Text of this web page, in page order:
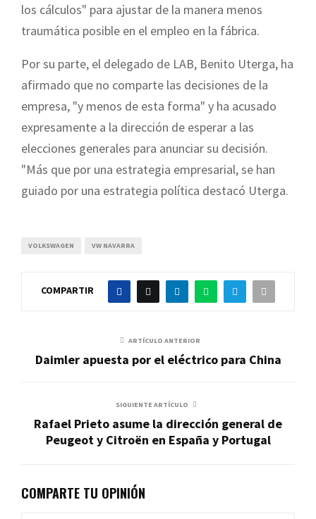
los cálculos" para ajustar de la manera menos
traumática posible en el empleo en la fábrica.
Por su parte, el delegado de LAB, Benito Uterga, ha
afirmado que no comparte las decisiones de la
empresa, "y menos de esta forma" y ha acusado
expresamente a la dirección de esperar a las
elecciones generales para anunciar su decisión.
"Más que por una estrategia empresarial, se han
guiado por una estrategia política destacó Uterga.
VOLKSWAGEN VW NAVARRA
COMPARTIR
ARTÍCULO ANTERIOR
Daimler apuesta por el eléctrico para China
SIGUIENTE ARTÍCULO
Rafael Prieto asume la dirección general de
Peugeot y Citroën en España y Portugal
COMPARTE TU OPINIÓN